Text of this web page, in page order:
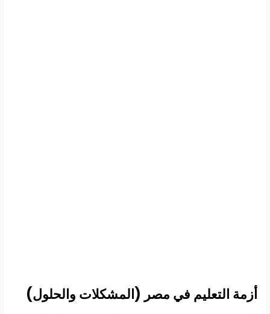
أزمة التعليم في مصر (المشكلات والحلول)